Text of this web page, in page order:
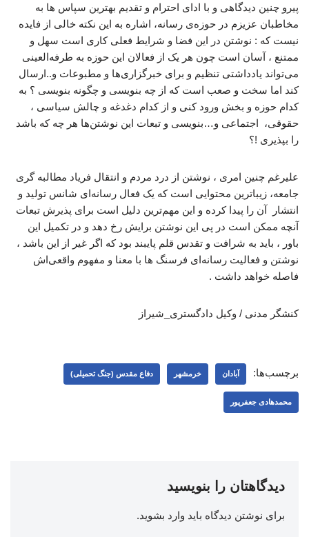
پیرو چنین دیدگاهی و با ادای احترام و تقدیم بهترین سپاس ها به
مخاطبان عزیزم در حوزه‌ی رسانه، اشاره به این نکته خالی از فایده
نیست که : نوشتن در این فضا و شرایط فعلی کاری است سهل و
ممتنع ، آسان است چون هر یک از فعالان این حوزه به طرفه‌العینی
می‌تواند یادداشتی تنظیم و برای خبرگزاری‌ها و مطبوعات و..ارسال
کند اما سخت و صعب است که از چه بنویسی و چگونه بنویسی ؟ به
کدام حوزه و بخش ورود کنی و از کدام دغدغه و چالش سیاسی ،
حقوقی، اجتماعی و…بنویسی و تبعات این نوشتن‌ها هر چه که باشد
را بپذیری !؟
علیرغم چنین امری ، نوشتن از درد مردم و انتقال فریاد مطالبه گری
جامعه، زیباترین محتوایی است که یک فعال رسانه‌ای شانس تولید و
انتشار آن را پیدا کرده و این مهم‌ترین دلیل است برای پذیرش تبعات
آنچه ممکن است در پی این نوشتن برایش رخ دهد و در تکمیل این
باور ، باید به شرافت و تقدس قلم پایبند بود که اگر غیر از این باشد ،
نوشتن و فعالیت رسانه‌ای فرسنگ ها با معنا و مفهوم واقعی‌اش
فاصله خواهد داشت .
کنشگر مدنی / وکیل دادگستری_شیراز
برچسب‌ها: آبادان خرمشهر دفاع مقدس (جنگ تحمیلی)
محمدهادی جعفرپور
دیدگاهتان را بنویسید
برای نوشتن دیدگاه باید وارد بشوید.